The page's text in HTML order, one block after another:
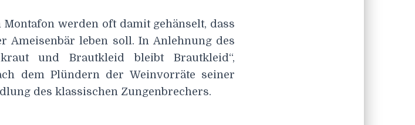
Montafon werden oft damit gehänselt, dass
Ameisenbär leben soll. In Anlehnung des
und Brautkleid bleibt Brautkleid“,
dem Plündern der Weinvorräte seiner
des klassischen Zungenbrechers.